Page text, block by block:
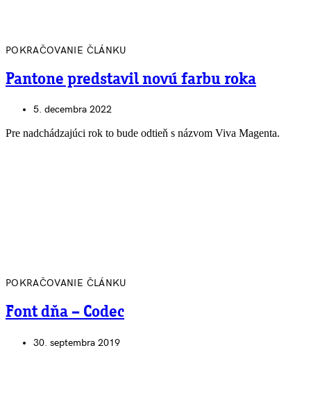
POKRAČOVANIE ČLÁNKU
Pantone predstavil novú farbu roka
5. decembra 2022
Pre nadchádzajúci rok to bude odtieň s názvom Viva Magenta.
POKRAČOVANIE ČLÁNKU
Font dňa – Codec
30. septembra 2019